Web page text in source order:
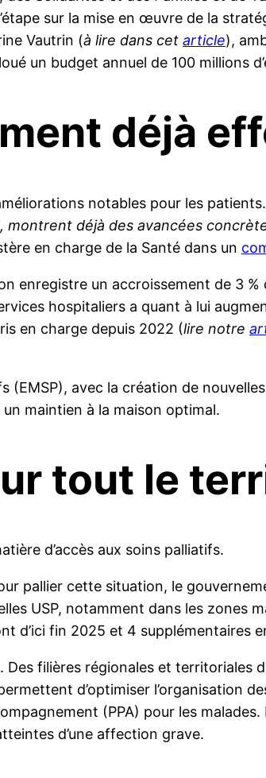
sur la mise en œuvre de la
Vautrin (à lire dans cet article),
un budget annuel de 100 millions
déjà
notables pour les
déjà des avancées
en charge de la Santé dans un
enregistre un accroissement de 3
hospitaliers a quant à lui
en charge depuis 2022 (lire notre
avec la création de
maintien à la maison optimal.
tout le
d’accès aux soins palliatifs.
pallier cette situation, le
USP, notamment dans les zones
d’ici fin 2025 et 4 supplémentaires
filières régionales et territoriales
d’optimiser l’organisation
(PPA) pour les
d’une affection grave.